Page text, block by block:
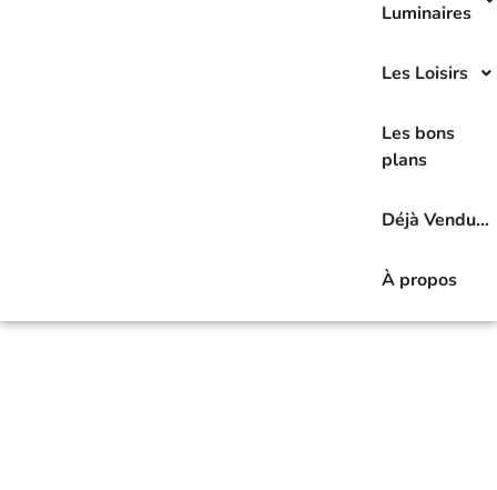
Luminaires
Les Loisirs
Les bons
plans
Déjà Vendu…
À propos